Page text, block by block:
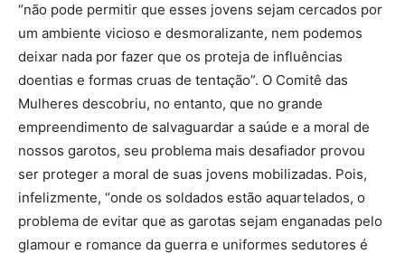
“não pode permitir que esses jovens sejam cercados por
um ambiente vicioso e desmoralizante, nem podemos
deixar nada por fazer que os proteja de influências
doentias e formas cruas de tentação”. O Comitê das
Mulheres descobriu, no entanto, que no grande
empreendimento de salvaguardar a saúde e a moral de
nossos garotos, seu problema mais desafiador provou
ser proteger a moral de suas jovens mobilizadas. Pois,
infelizmente, “onde os soldados estão aquartelados, o
problema de evitar que as garotas sejam enganadas pelo
glamour e romance da guerra e uniformes sedutores é